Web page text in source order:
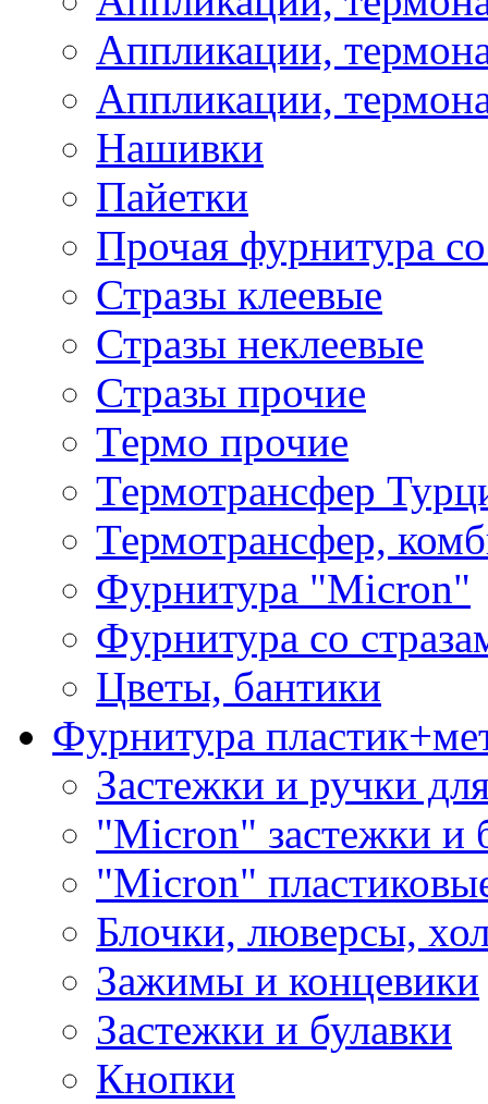
Аппликации,
Аппликации,
Нашивки
Пайетки
Прочая фурнитура
Стразы клеевые
Стразы неклеевые
Стразы прочие
Термо прочие
Термотрансфер
Термотрансфер,
Фурнитура "Micron"
Фурнитура со
Цветы, бантики
Фурнитура
Застежки и ручки
"Micron" застежки и
"Micron"
Блочки, люверсы,
Зажимы и концевики
Застежки и булавки
Кнопки